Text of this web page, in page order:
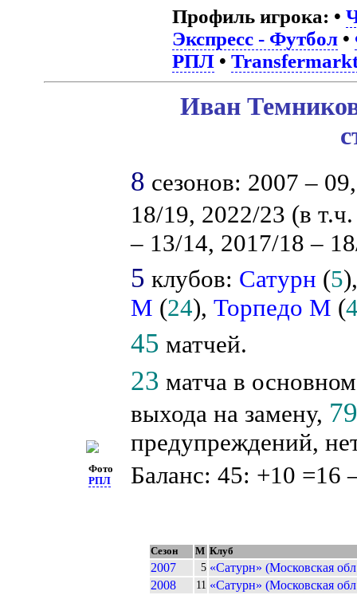
Профиль игрока: •
Экспресс - Футбол•
РПЛ•
Фото
РПЛ
Иван
8 сезонов: 2007 –
18/19, 2022/23 (в
– 13/14, 2017/18 –
5 клубов: Сатурн (5
М (24),Торпедо М (
45 матчей.
23 матча в
выхода на замену,
предупреждений,
Баланс: 45: +10 =16
Сезон М Клуб
2007 5 «Сатурн» (Московская
2008
11 «Сатурн» (Московская